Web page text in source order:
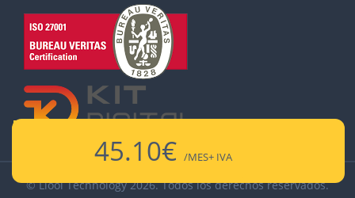
45.10€ /MES+ IVA
© Llool Technology 2026. Todos los derechos reservados.